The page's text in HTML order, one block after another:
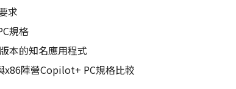
求
規格
本的知名應用程式
x86陣營Copilot+ PC規格比較